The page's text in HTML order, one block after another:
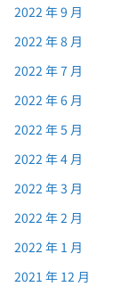
2022 年 9 月
2022 年 8 月
2022 年 7 月
2022 年 6 月
2022 年 5 月
2022 年 4 月
2022 年 3 月
2022 年 2 月
2022 年 1 月
2021 年 12 月